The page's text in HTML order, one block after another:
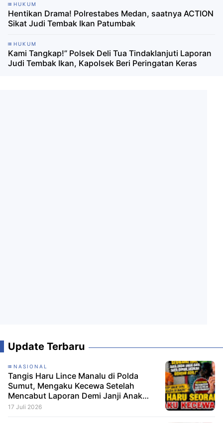
HUKUM
Hentikan Drama! Polrestabes Medan, saatnya ACTION
Sikat Judi Tembak Ikan Patumbak
HUKUM
Kami Tangkap!” Polsek Deli Tua Tindaklanjuti Laporan
Judi Tembak Ikan, Kapolsek Beri Peringatan Keras
Update Terbaru
NASIONAL
Tangis Haru Lince Manalu di Polda
Sumut, Mengaku Kecewa Setelah
Mencabut Laporan Demi Janji Anak
Dibebaskan
17 Juli 2026